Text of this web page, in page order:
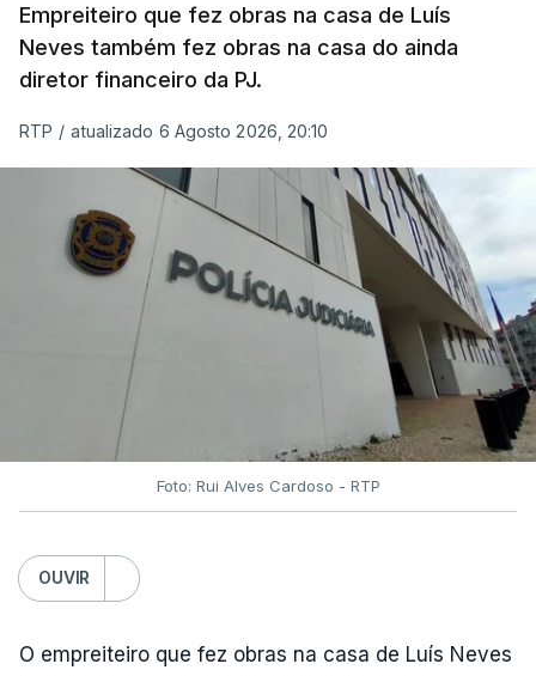
Empreiteiro que fez obras na casa de Luís
Neves também fez obras na casa do ainda
diretor financeiro da PJ.
RTP / atualizado 6 Agosto 2026, 20:10
Foto: Rui Alves Cardoso - RTP
OUVIR
O empreiteiro que fez obras na casa de Luís Neves